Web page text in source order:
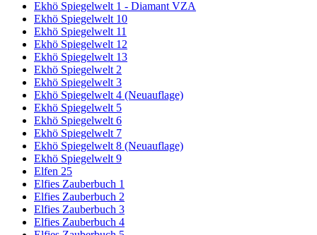
Ekhö Spiegelwelt 1 - Diamant VZA
Ekhö Spiegelwelt 10
Ekhö Spiegelwelt 11
Ekhö Spiegelwelt 12
Ekhö Spiegelwelt 13
Ekhö Spiegelwelt 2
Ekhö Spiegelwelt 3
Ekhö Spiegelwelt 4 (Neuauflage)
Ekhö Spiegelwelt 5
Ekhö Spiegelwelt 6
Ekhö Spiegelwelt 7
Ekhö Spiegelwelt 8 (Neuauflage)
Ekhö Spiegelwelt 9
Elfen 25
Elfies Zauberbuch 1
Elfies Zauberbuch 2
Elfies Zauberbuch 3
Elfies Zauberbuch 4